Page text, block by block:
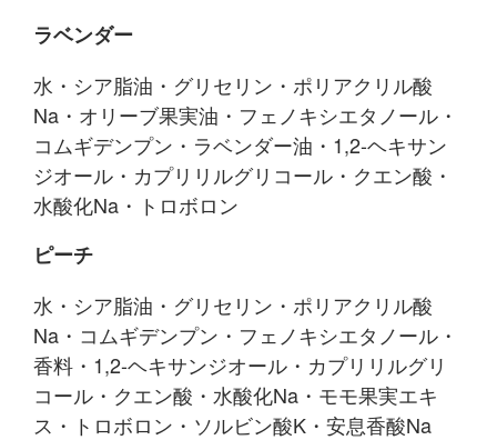
ラベンダー
水・シア脂油・グリセリン・ポリアクリル酸
Na・オリーブ果実油・フェノキシエタノール・
コムギデンプン・ラベンダー油・1,2-ヘキサン
ジオール・カプリリルグリコール・クエン酸・
水酸化Na・トロボロン
ピーチ
水・シア脂油・グリセリン・ポリアクリル酸
Na・コムギデンプン・フェノキシエタノール・
香料・1,2-ヘキサンジオール・カプリリルグリ
コール・クエン酸・水酸化Na・モモ果実エキ
ス・トロボロン・ソルビン酸K・安息香酸Na